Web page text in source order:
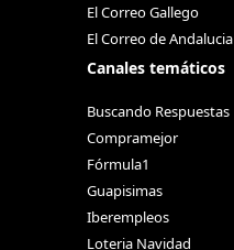
El Correo Gallego
El Correo de Andalucia
Canales temáticos
Buscando Respuestas
Compramejor
Fórmula1
Guapisimas
Iberempleos
Loteria Navidad